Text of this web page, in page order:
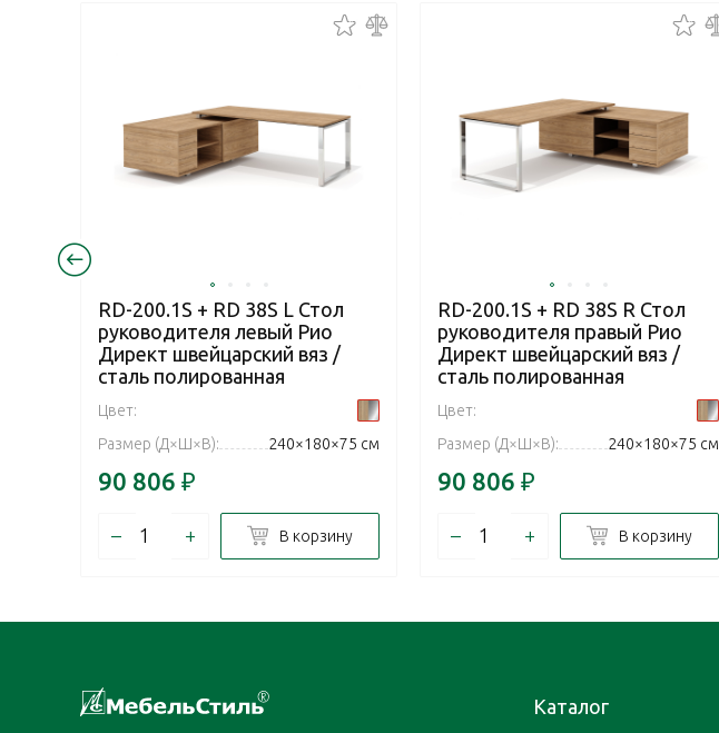
RD-200.1S + RD 38S L Стол
руководителя левый Рио
Директ швейцарский вяз /
сталь полированная
Цвет:
Размер (Д×Ш×В):
240×180×75 см
90 806 ₽
– + В корзину
RD-200.1S + RD 38S R Стол
руководителя правый Рио
Директ швейцарский вяз /
сталь полированная
Цвет:
Размер (Д×Ш×В):
240×180×75 см
90 806 ₽
– + В корзину
Каталог